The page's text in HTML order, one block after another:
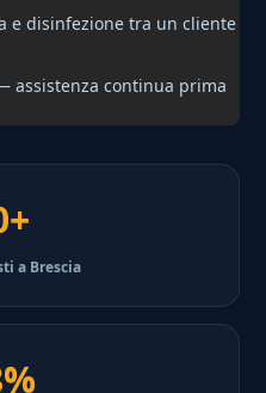
e disinfezione tra un cliente
assistenza continua prima
a Brescia